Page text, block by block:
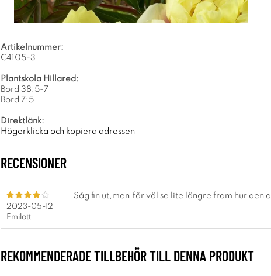
Artikelnummer:
C4105-3
Plantskola Hillared:
Bord 38:5-7
Bord 7:5
Direktlänk:
Högerklicka och kopiera adressen
RECENSIONER
2023-05-12
Emilott
Såg fin ut,men,får väl se lite längre fram hur den
REKOMMENDERADE TILLBEHÖR TILL DENNA PRODUKT